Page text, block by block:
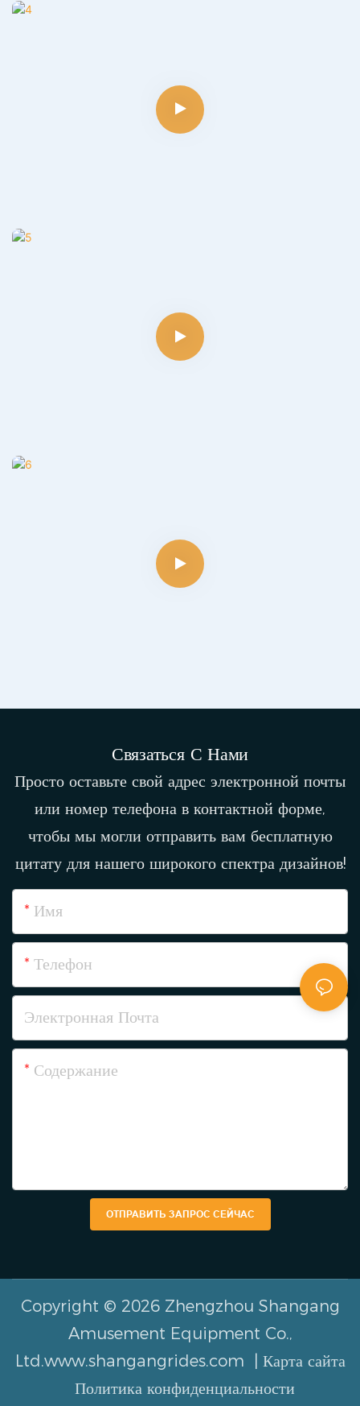
Связаться С Нами
Просто оставьте свой адрес электронной почты
или номер телефона в контактной форме,
чтобы мы могли отправить вам бесплатную
цитату для нашего широкого спектра дизайнов!
Имя
Телефон
Электронная Почта
Содержание
ОТПРАВИТЬ ЗАПРОС СЕЙЧАС
Copyright © 2026 Zhengzhou Shangang
Amusement Equipment Co.,
Ltd.www.shangangrides.com | Карта сайта
Политика конфиденциальности